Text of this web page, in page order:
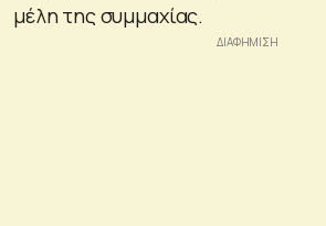
μέλη της συμμαχίας.